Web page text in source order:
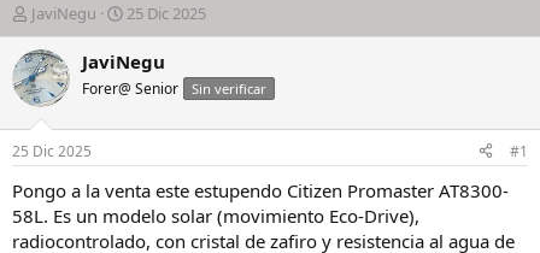
I
n
i
c
i
a
d
o
r
d
e
JaviNegu
F
e
c
a
i
n
c
25 Dic 2025
JaviNegu
Forer@ Senior Sin verificar
25 Dic 2025 #1
Pongo a la venta este estupendo Citizen Promaster AT8300-
58L. Es un modelo solar (movimiento Eco-Drive),
radiocontrolado, con cristal de zafiro y resistencia al agua de